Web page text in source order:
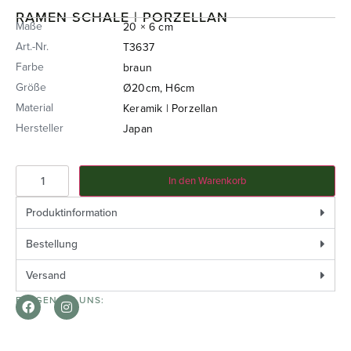
RAMEN SCHALE | PORZELLAN
Maße
20 × 6 cm
Art.-Nr.
T3637
Farbe
braun
Größe
Ø20cm, H6cm
Material
Keramik | Porzellan
Hersteller
Japan
In den Warenkorb
Produktinformation
Bestellung
Versand
FOLGEN SIE UNS: